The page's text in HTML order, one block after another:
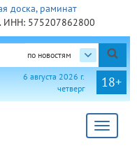
ИНН: 575207862800
по новостям
18+
6 августа 2026 г.
четверг
Toggle